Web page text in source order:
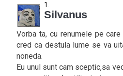
Silvanus
Vorba ta, cu renumele pe
cred ca destula lume se va
noneda.
Eu unul sunt cam sceptic,sa